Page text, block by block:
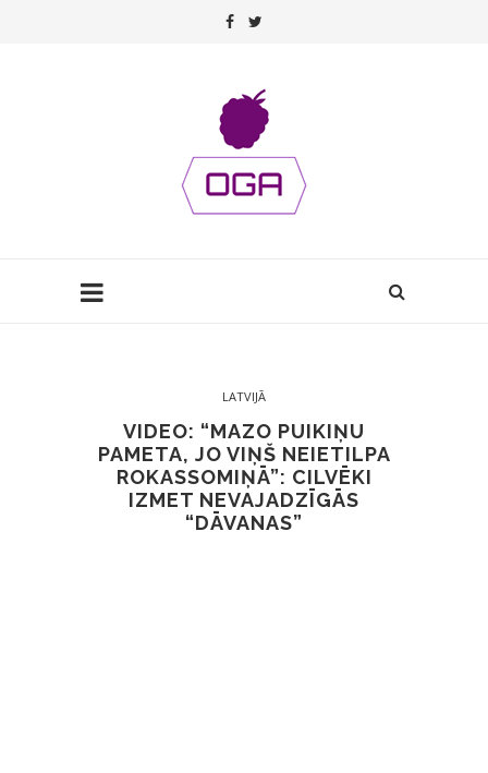
LATVIJĀ
VIDEO: “MAZO PUIKIŅU
PAMETA, JO VIŅŠ NEIETILPA
ROKASSOMIŅĀ”: CILVĒKI
IZMET NEVAJADZĪGĀS
“DĀVANAS”